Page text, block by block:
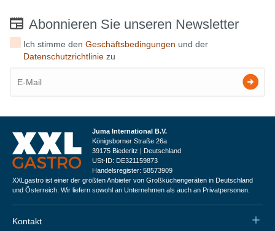
Abonnieren Sie unseren Newsletter
Ich stimme denGeschäftsbedingungen und der
Datenschutzrichtlinie zu
Juma International B.V.
Königsborner Straße 26a
39175 Biederitz | Deutschland
USt-ID: DE321159873
Handelsregister: 58573909
XXLgastro ist einer der größten Anbieter von Großküchengeräten in Deutschland
und Österreich. Wir liefern sowohl an Unternehmen als auch an Privatpersonen.
Kontakt